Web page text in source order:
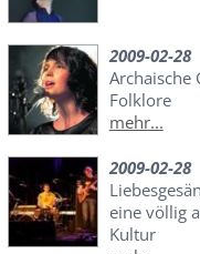
2009-02-28
Archaische
Folklore
mehr...
2009-02-28
eine völlig
Kultur